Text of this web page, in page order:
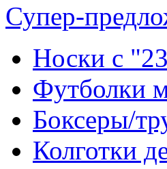
Супер-
Носки с
Футболки
Боксеры/
Колготки